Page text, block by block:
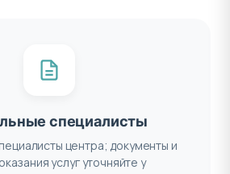
специалисты
центра; документы и
услуг уточняйте у